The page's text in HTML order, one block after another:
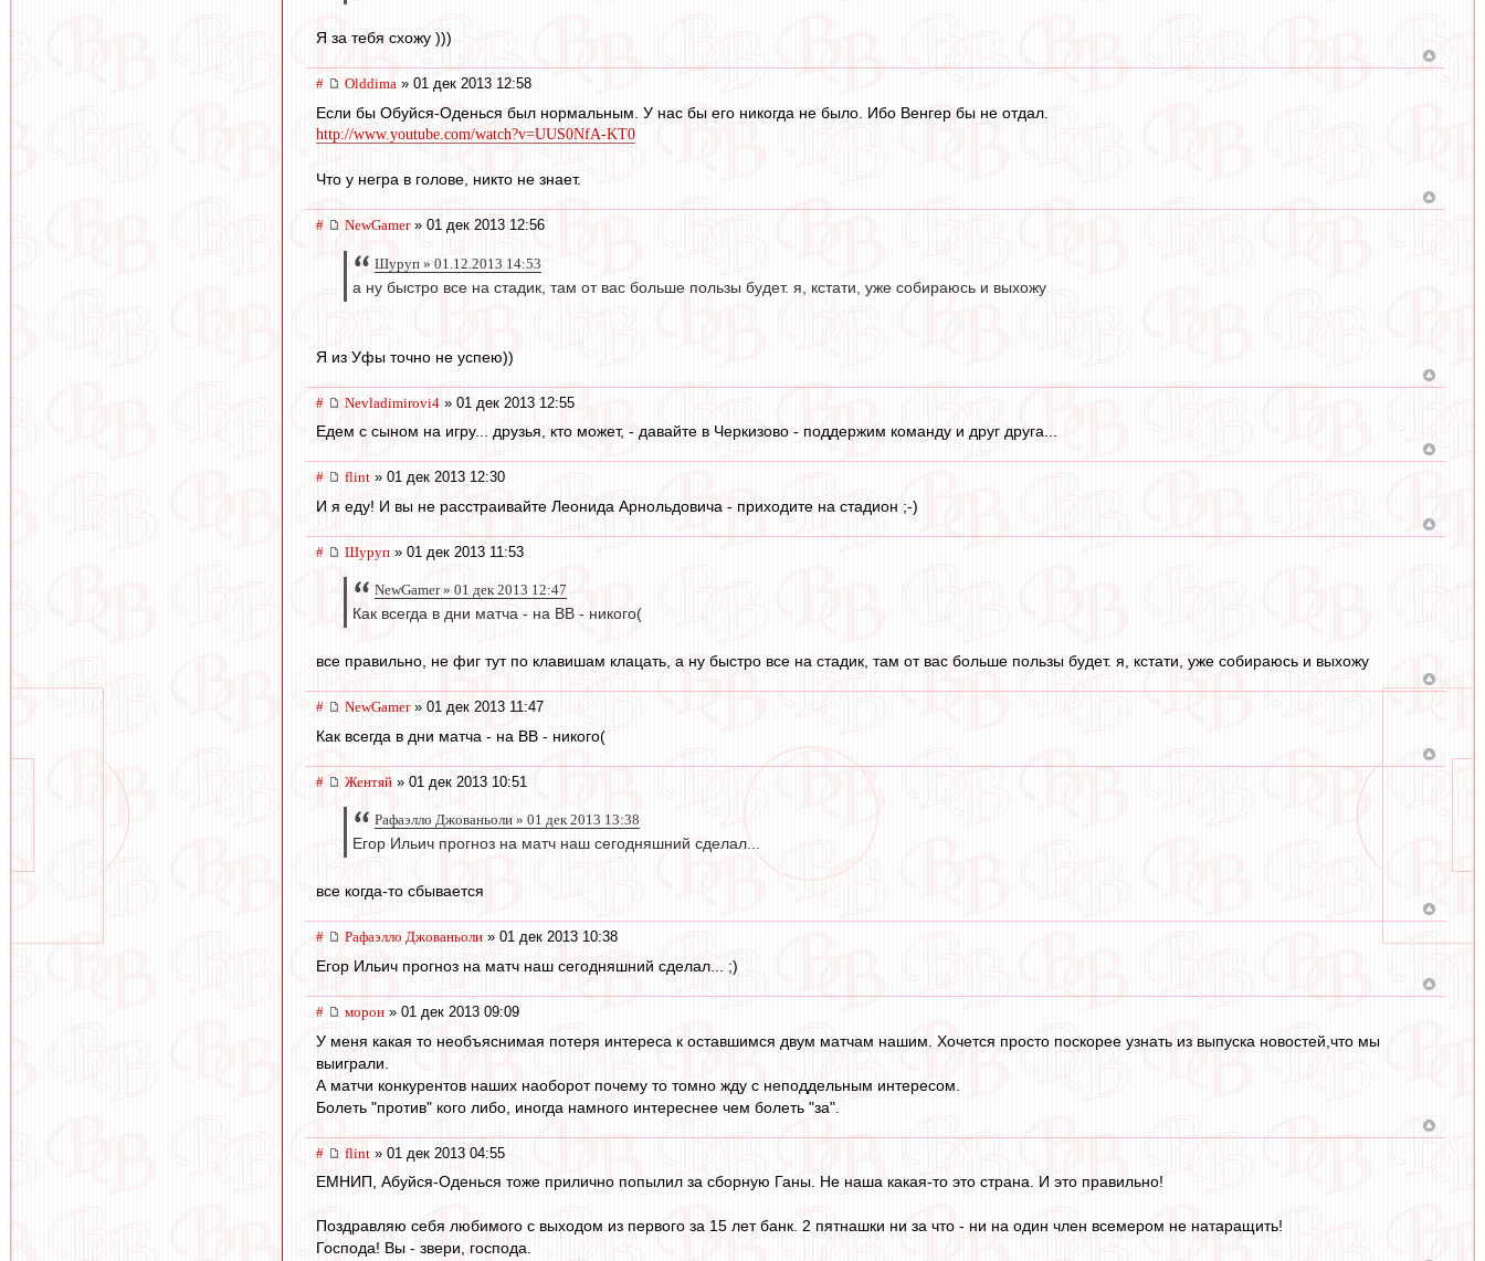
Я за тебя схожу )))
# Olddima » 01 дек 2013 12:58
Если бы Обуйся-Оденься был нормальным. У нас бы его никогда не было. Ибо Венгер бы не отдал.
http://www.youtube.com/watch?v=UUS0NfA-KT0
Что у негра в голове, никто не знает.
# NewGamer» 01 дек 2013 12:56
Шуруп » 01.12.2013 14:53
а ну быстро все на стадик, там от вас больше пользы будет. я, кстати, уже собираюсь и выхожу
Я из Уфы точно не успею))
# Nevladimirovi4 » 01 дек 2013 12:55
Едем с сыном на игру... друзья, кто может, - давайте в Черкизово - поддержим команду и друг друга...
# flint » 01 дек 2013 12:30
И я еду! И вы не расстраивайте Леонида Арнольдовича - приходите на стадион ;-)
# Шуруп » 01 дек 2013 11:53
NewGamer » 01 дек 2013 12:47
Как всегда в дни матча - на ВВ - никого(
все правильно, не фиг тут по клавишам клацать, а ну быстро все на стадик, там от вас больше пользы будет. я, кстати, уже собираюсь и выхожу
# NewGamer» 01 дек 2013 11:47
Как всегда в дни матча - на ВВ - никого(
# Жентяй » 01 дек 2013 10:51
Рафаэлло Джованьоли » 01 дек 2013 13:38
Егор Ильич прогноз на матч наш сегодняшний сделал...
все когда-то сбывается
# Рафаэлло Джованьоли » 01 дек 2013 10:38
Егор Ильич прогноз на матч наш сегодняшний сделал... ;)
# морон » 01 дек 2013 09:09
У меня какая то необъяснимая потеря интереса к оставшимся двум матчам нашим. Хочется просто поскорее узнать из выпуска новостей,что мы
выиграли.
А матчи конкурентов наших наоборот почему то томно жду с неподдельным интересом.
Болеть "против" кого либо, иногда намного интереснее чем болеть "за".
# flint » 01 дек 2013 04:55
ЕМНИП, Абуйся-Оденься тоже прилично попылил за сборную Ганы. Не наша какая-то это страна. И это правильно!
Поздравляю себя любимого с выходом из первого за 15 лет банк. 2 пятнашки ни за что - ни на один член всемером не натаращить!
Господа! Вы - звери, господа.